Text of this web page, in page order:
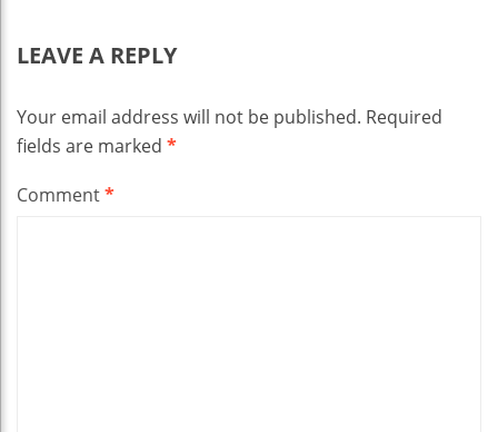
LEAVE A REPLY
Your email address will not be published. Required
fields are marked *
Comment*